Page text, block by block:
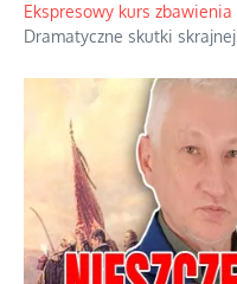
Ekspresowy kurs
Dramatyczne skutki